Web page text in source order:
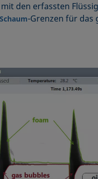
den erfassten
Schaum-Grenzen für das